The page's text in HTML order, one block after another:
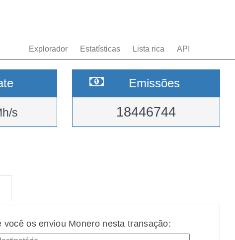
Explorador Estatísticas Lista rica API
s
Emissões
18446744
você os enviou Monero nesta transação: